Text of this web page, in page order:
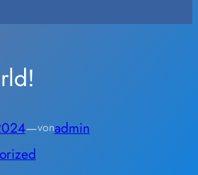
—vonadmin